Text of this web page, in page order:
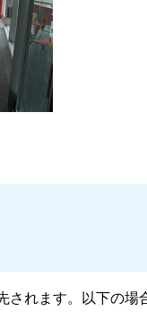
れます。以下の場